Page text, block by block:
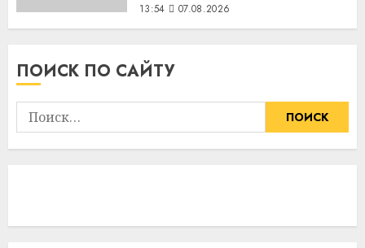
13:54 07.08.2026
ПОИСК ПО САЙТУ
Найти: